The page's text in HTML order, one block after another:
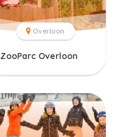
Overloon
ZooParc Overloon